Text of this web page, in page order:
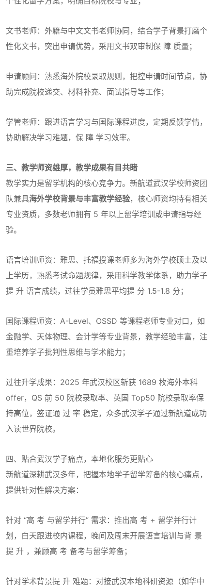
文书老师：外籍与中文文书老师协同，结合学子背景打磨个
性化文书，突出申请优势，采用文书双审制保 障 质量；
申请顾问：熟悉海外院校录取规则，把控申请时间节点，协
助完成院校递交、材料补充、面试指导等工作；
学管老师：跟进语言学习与国际课程进度，定期反馈学情，
协助解决学习难题，保 障 学习效率。
三、教学师资雄厚，教学成果有目共睹
教学实力是留学机构的核心竞争力。新航道武汉学校师资团
队兼具海外学校背景与丰富教学经验，核心师资均持有相关
专业资质，多数老师拥有 5 年以上留学培训或申请指导经
验。
语言培训师资：雅思、托福授课老师多为海外学校硕士及以
上学历，熟悉考试命题规律，采用科学教学体系，助力学子
提 升 语言成绩，过往学员雅思平均提 分 1.5-1.8 分；
国际课程师资：A-Level、OSSD 等课程老师专业对口，如
金融学、天体物理、会计学等专业背景，教学经验丰富，注
重培养学子批判性思维与学术能力；
过往升学成果：2025 年武汉校区斩获 1689 枚海外本科
offer，QS 前 50 院校录取率、英国 Top50 院校录取率保
持高位，签证通 过 率 稳定，众多武汉学子通过新航道成功
入读世界院校。
四、贴合武汉学子痛点，本地化服务更贴心
新航道深耕武汉多年，把握本地学子留学筹备的核心痛点，
提供针对性解决方案：
针对 “高 考 与留学并行” 需求：推出高 考 + 留学并行计
划，白天跟进校内课程，晚间及周末开展语言培训与背 景
提 升 ，兼顾高 考 备考与留学筹备；
针对学术背景提 升 难题：对接武汉本地科研资源（如华中